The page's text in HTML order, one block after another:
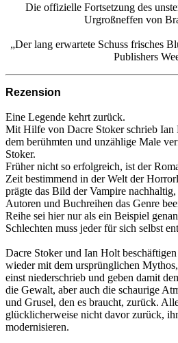
Die offizielle Fortsetzung des
Urgroßneffen von
„Der lang erwartete Schuss frisches
Publishers
Rezension
Eine Legende kehrt zurück.
Mit Hilfe von Dacre Stoker schrieb Ian
dem berühmten und unzählige Male
Stoker.
Früher nicht so erfolgreich, ist der
Zeit bestimmend in der Welt der
prägte das Bild der Vampire
Autoren und Buchreihen das Genre
Reihe sei hier nur als ein Beispiel
Schlechten muss jeder für sich selbst
Dacre Stoker und Ian Holt
wieder mit dem ursprünglichen
einst niederschrieb und geben damit
die Gewalt, aber auch die schaurige
und Grusel, den es braucht, zurück.
glücklicherweise nicht davor zurück,
modernisieren.